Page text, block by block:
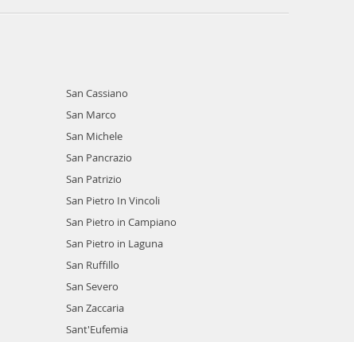
San Cassiano
San Marco
San Michele
San Pancrazio
San Patrizio
San Pietro In Vincoli
San Pietro in Campiano
San Pietro in Laguna
San Ruffillo
San Severo
San Zaccaria
Sant'Eufemia